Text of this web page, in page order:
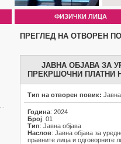
ФИЗИЧКИ ЛИЦА
ПРЕГЛЕД НА ОТВОРЕН
ЈАВНА ОБЈАВА ЗА
ПРЕКРШОЧНИ ПЛАТНИ
Тип на отворен повик:
Година: 2024
Број: 01
Тип: Јавна објава
Наслов: Јавна објава за
правните лица и одговорните